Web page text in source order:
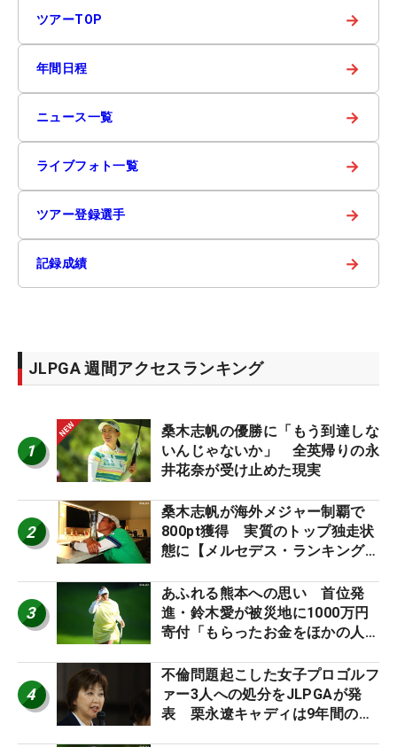
ツアーTOP →
年間日程 →
ニュース一覧 →
ライブフォト一覧 →
ツアー登録選手 →
記録成績 →
JLPGA 週間アクセスランキング
1
桑木志帆の優勝に「もう到達しな
いんじゃないか」 全英帰りの永
井花奈が受け止めた現実
2
桑木志帆が海外メジャー制覇で
800pt獲得 実質のトップ独走状
態に【メルセデス・ランキング番
3
あふれる熊本への思い 首位発
進・鈴木愛が被災地に1000万円
寄付「もらったお金をほかの人
4
不倫問題起こした女子プロゴルフ
ァー3人への処分をJLPGAが発
表 栗永遼キャディは9年間の立